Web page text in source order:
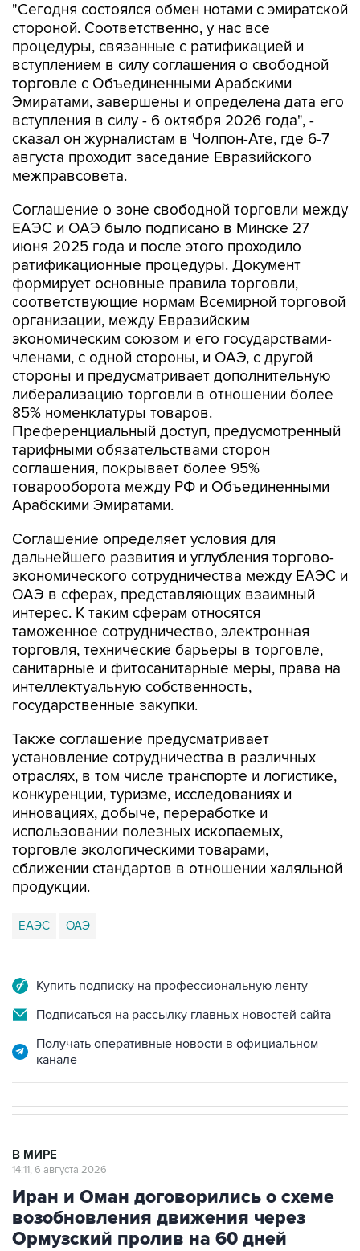
"Сегодня состоялся обмен нотами с эмиратской
стороной. Соответственно, у нас все
процедуры, связанные с ратификацией и
вступлением в силу соглашения о свободной
торговле с Объединенными Арабскими
Эмиратами, завершены и определена дата его
вступления в силу - 6 октября 2026 года", -
сказал он журналистам в Чолпон-Ате, где 6-7
августа проходит заседание Евразийского
межправсовета.
Соглашение о зоне свободной торговли между
ЕАЭС и ОАЭ было подписано в Минске 27
июня 2025 года и после этого проходило
ратификационные процедуры. Документ
формирует основные правила торговли,
соответствующие нормам Всемирной торговой
организации, между Евразийским
экономическим союзом и его государствами-
членами, с одной стороны, и ОАЭ, с другой
стороны и предусматривает дополнительную
либерализацию торговли в отношении более
85% номенклатуры товаров.
Преференциальный доступ, предусмотренный
тарифными обязательствами сторон
соглашения, покрывает более 95%
товарооборота между РФ и Объединенными
Арабскими Эмиратами.
Соглашение определяет условия для
дальнейшего развития и углубления торгово-
экономического сотрудничества между ЕАЭС и
ОАЭ в сферах, представляющих взаимный
интерес. К таким сферам относятся
таможенное сотрудничество, электронная
торговля, технические барьеры в торговле,
санитарные и фитосанитарные меры, права на
интеллектуальную собственность,
государственные закупки.
Также соглашение предусматривает
установление сотрудничества в различных
отраслях, в том числе транспорте и логистике,
конкуренции, туризме, исследованиях и
инновациях, добыче, переработке и
использовании полезных ископаемых,
торговле экологическими товарами,
сближении стандартов в отношении халяльной
продукции.
ЕАЭС ОАЭ
Купить подписку на профессиональную ленту
Подписаться на рассылку главных новостей сайта
Получать оперативные новости в официальном
канале
В МИРЕ
14:11, 6 августа 2026
Иран и Оман договорились о схеме
возобновления движения через
Ормузский пролив на 60 дней